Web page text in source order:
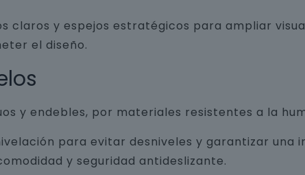
claros y espejos estratégicos para ampliar
el diseño.
y endebles, por materiales resistentes a la
para evitar desniveles y garantizar
y seguridad antideslizante.